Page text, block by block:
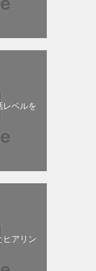
レベルを
ヒアリン